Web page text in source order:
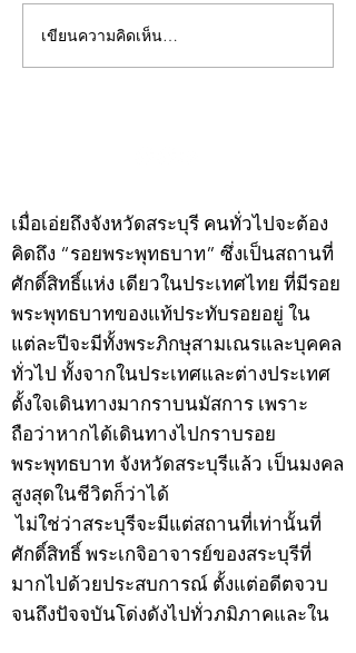
คอลัมน์"จับชีพจรวงการ
พระ"ประจำพุธที่ 29
เขียนความคิดเห็น…
เมื่อเอ่ยถึงจังหวัดสระบุรี คนทั่วไปจะต้อง
คิดถึง “รอยพระพุทธบาท” ซึ่งเป็นสถานที่
ศักดิ์สิทธิ์แห่ง เดียวในประเทศไทย ที่มีรอย
พระพุทธบาทของแท้ประทับรอยอยู่ ใน
แต่ละปีจะมีทั้งพระภิกษุสามเณรและบุคคล
ทั่วไป ทั้งจากในประเทศและต่างประเทศ
ตั้งใจเดินทางมากราบนมัสการ เพราะ
ถือว่าหากได้เดินทางไปกราบรอย
พระพุทธบาท จังหวัดสระบุรีแล้ว เป็นมงคล
สูงสุดในชีวิตก็ว่าได้
ไม่ใช่ว่าสระบุรีจะมีแต่สถานที่เท่านั้นที่
ศักดิ์สิทธิ์ พระเกจิอาจารย์ของสระบุรีที่
มากไปด้วยประสบการณ์ ตั้งแต่อดีตจวบ
จนถึงปัจจุบันโด่งดังไปทั่วภูมิภาคและใน